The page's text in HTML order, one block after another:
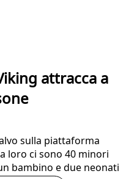
attracca a
sulla piattaforma
loro ci sono 40 minori
bambino e due neonati